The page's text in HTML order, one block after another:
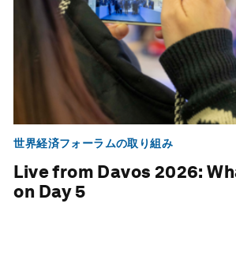
世界経済フォーラムの取り組み
Live from Davos 2026:
on Day 5